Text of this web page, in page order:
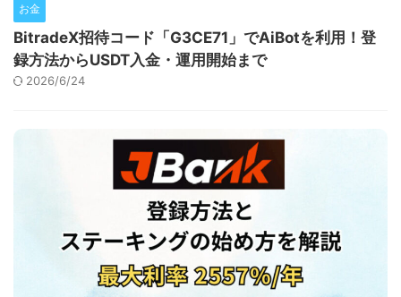
お金
BitradeX招待コード「G3CE71」でAiBotを利用！登
録方法からUSDT入金・運用開始まで
2026/6/24